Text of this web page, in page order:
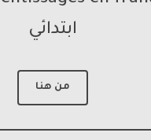
ابتدائي
من هنا